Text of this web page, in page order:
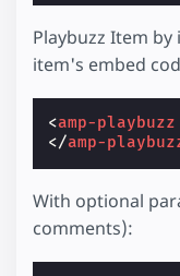
Playbuzz Item
item's embed
<amp-playbuzz
</amp-
With optional
comments):